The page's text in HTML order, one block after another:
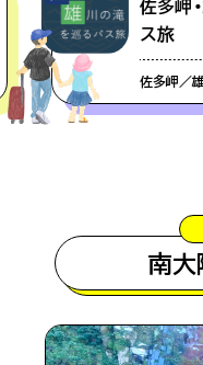
#川
混雑
た上で掲載をして
ご提供できるよう
に変化をしており
ご参考いただけれ
雑情報の掲載はし
佐多岬・
ス旅
佐多岬／雄
南大